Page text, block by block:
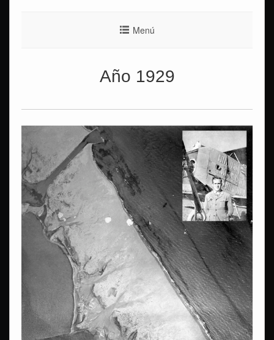
Menú
Año 1929